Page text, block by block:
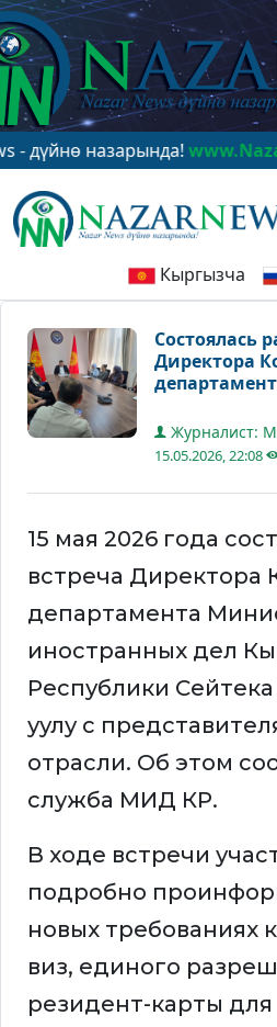
назарында!
Кыргызча
Состоялась
Директора
отрасли
Журналист:
15.05.2026, 22:08
15 мая 2026 года
встреча Директора
департамента
иностранных дел
Республики
уулу с
отрасли. Об этом
служба МИД КР.
В ходе встречи
подробно
новых требованиях
виз, единого
резидент-карты для